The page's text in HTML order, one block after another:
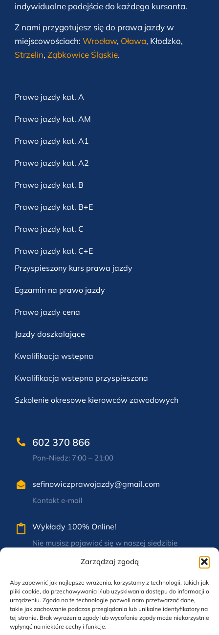
Zarządzaj zgodą
Aby zapewnić jak najlepsze wrażenia, korzystamy z technologii, takich jak
pliki cookie, do przechowywania i/lub uzyskiwania dostępu do informacji o
urządzeniu. Zgoda na te technologie pozwoli nam przetwarzać dane,
takie jak zachowanie podczas przeglądania lub unikalne identyfikatory na
tej stronie. Brak wyrażenia zgody lub wycofanie zgody może niekorzystnie
wpłynąć na niektóre cechy i funkcje.
indywidualne podejście do każdego kursanta.
Z nami przygotujesz się do prawa jazdy w
miejscowościach: Wrocław, Oława, Kłodzko,
Strzelin, Ząbkowice Śląskie.
Prawo jazdy kat. A
Prawo jazdy kat. AM
Prawo jazdy kat. A1
Prawo jazdy kat. A2
Prawo jazdy kat. B
Prawo jazdy kat. B+E
Prawo jazdy kat. C
Prawo jazdy kat. C+E
Przyspieszony kurs prawa jazdy
Egzamin na prawo jazdy
Prawo jazdy cena
Jazdy doszkalające
Kwalifikacja wstępna
Kwalifikacja wstępna przyspieszona
Szkolenie okresowe kierowców zawodowych
602 370 866
Pon-Niedz: 7:00 – 21:00
sefinowiczprawojazdy@gmail.com
Kontakt e-mail
Wykłady 100% Online!
Nie musisz pojawiać się w naszej siedzibie
57-220 Ziębice
Siedziba firmy